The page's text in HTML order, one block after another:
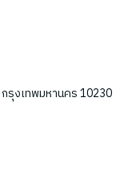
รุงเทพมหานคร 10230